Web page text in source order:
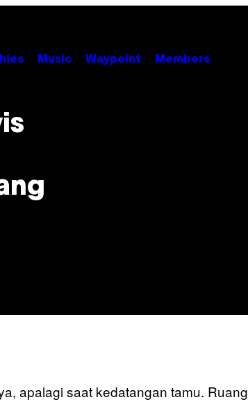
Music Waypoint Members
apalagi saat kedatangan tamu. Ruang